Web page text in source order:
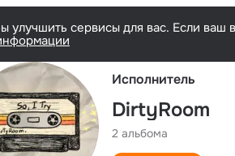
сервисы для вас. Если ваш
Исполнитель
DirtyRoom
2 альбома